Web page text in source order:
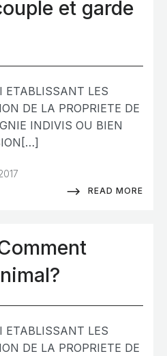
et garde
ETABLISSANT LES
DE LA PROPRIETE DE
INDIVIS OU BIEN
READ MORE
ETABLISSANT LES
DE LA PROPRIETE DE